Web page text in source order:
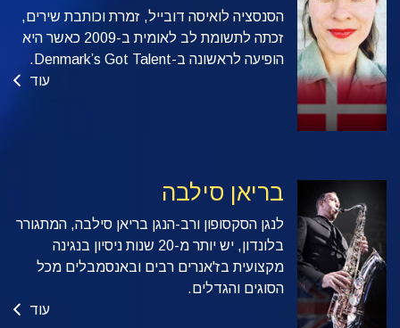
הסנסציה לואיסה דובייל, זמרת וכותבת שירים,
זכתה לתשומת לב לאומית ב-2009 כאשר היא
הופיעה לראשונה ב-Denmark’s Got Talent.
עוד
בריאן סילבה
לנגן הסקסופון ורב-הנגן בריאן סילבה, המתגורר
בלונדון, יש יותר מ-20 שנות ניסיון בנגינה
מקצועית בז'אנרים רבים ובאנסמבלים מכל
הסוגים והגדלים.
עוד